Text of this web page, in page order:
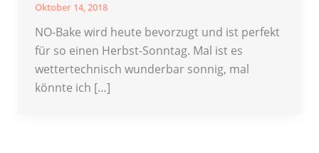
Oktober 14, 2018
NO-Bake wird heute bevorzugt und ist perfekt
für so einen Herbst-Sonntag. Mal ist es
wettertechnisch wunderbar sonnig, mal
könnte ich […]